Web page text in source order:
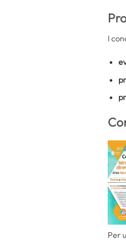
I
Per